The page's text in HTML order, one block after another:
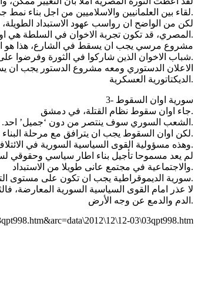
لقاء بين العلمانيين والاسلاميين من اجل بناء نمط جديد من التوازن الاجتماعي لا يقوم على القهر.
لكن من الواضح ان رواسب عهود الاستبداد
المصري، قد تكون تجربة الاخوان في السلطة هي اولى ضحاياها.
مشروع مرسي يجب ان يسقط في الشارع، هذا هو الطريق
شباب الاخوان الذين شاركوا في الثورة وفرضوا على جماعتهم هذه المشاركة، ثالثا.
الاعلان الدستوري ومعه مشروع الدستور يجب ان
الديكتاتورية العسكرية.
3- سورية اوان السقوط
جاء اوان سقوط نظام القتلة، في دمشق.
الشعب السوري سوف ينتصر من دون ‘جميل’ احد. ناضل السوريون وحدهم، وسينتصرون بقواهم الذاتية، وسيثبتون ان شعبا يمتلك الارادة يستطيع ان يتحدى ويثور ويصمد في وجه اكثر آلات القمع وحشية.
لكن اوان السقوط يجب ان يترافق مع مرحلة البناء.
وهذه مسؤولية القوى السياسية السورية في الائتلاف.
لم يعد مسموحا تأجيل بناء اطار سياسي وحقوقي
والاجتماعية في مجتمع عانى طويلا من الاستبداد.
سورية الديموقراطية يجب ان تكون على مستوى التضحيات التي تصنعها. وهذا يحتم على القوى الثورية والمثقفين صوغ شرعة سياسية اخلاقية تكون مرجعا لمرحلة تأسيس نظام سياسي ديموقراطي جديد.
لا عذر امام القوى السياسية السورية
الدم والدمع عن وجه الأرض.
03\03qpt998.htm